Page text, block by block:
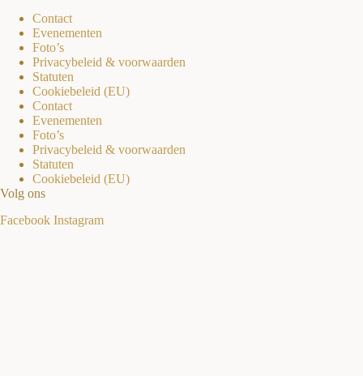
Contact
Evenementen
Foto’s
Privacybeleid & voorwaarden
Statuten
Cookiebeleid (EU)
Contact
Evenementen
Foto’s
Privacybeleid & voorwaarden
Statuten
Cookiebeleid (EU)
Volg ons
Facebook Instagram